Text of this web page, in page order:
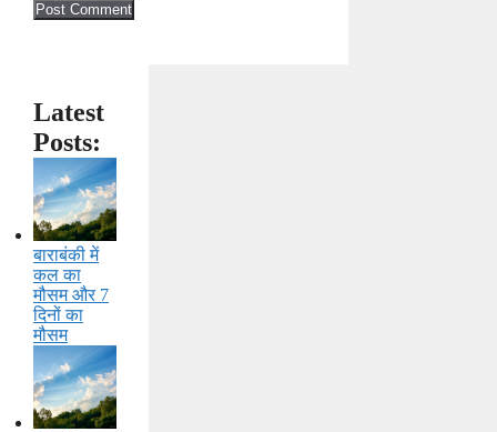
Latest
Posts:
बाराबंकी में
कल का
मौसम और 7
दिनों का
मौसम